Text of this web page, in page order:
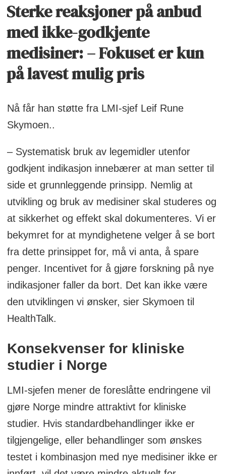
Sterke reaksjoner på anbud
med ikke-godkjente
medisiner: – Fokuset er kun
på lavest mulig pris
Nå får han støtte fra LMI-sjef Leif Rune
Skymoen..
– Systematisk bruk av legemidler utenfor
godkjent indikasjon innebærer at man setter til
side et grunnleggende prinsipp. Nemlig at
utvikling og bruk av medisiner skal studeres og
at sikkerhet og effekt skal dokumenteres. Vi er
bekymret for at myndighetene velger å se bort
fra dette prinsippet for, må vi anta, å spare
penger. Incentivet for å gjøre forskning på nye
indikasjoner faller da bort. Det kan ikke være
den utviklingen vi ønsker, sier Skymoen til
HealthTalk.
Konsekvenser for kliniske
studier i Norge
LMI-sjefen mener de foreslåtte endringene vil
gjøre Norge mindre attraktivt for kliniske
studier. Hvis standardbehandlinger ikke er
tilgjengelige, eller behandlinger som ønskes
testet i kombinasjon med nye medisiner ikke er